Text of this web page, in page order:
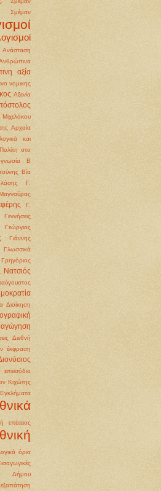
Σμέμαν
Ανάσταση
αξία
νομικης
Αξενία
Αρχαία
και
στο
Β
Βία
Γ.
Γ.
Γεννήσεις
Γεώργιος
Γιάννης
Γλωσσικά
Γρηγόριος
Νατσιός
Διοίκηση
Διεθνή
έκφραση
επεισόδιο
Κιχώτης
Εγκλήματα
επέτειος
όρια
Δήμου